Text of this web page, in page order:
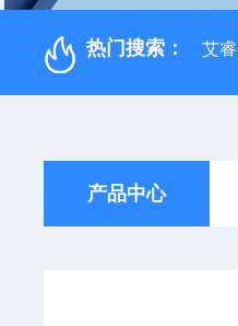
热门搜索： 艾
产品中心